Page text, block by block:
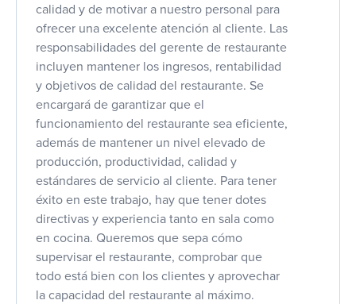
calidad y de motivar a nuestro personal para
ofrecer una excelente atención al cliente. Las
responsabilidades del gerente de restaurante
incluyen mantener los ingresos, rentabilidad
y objetivos de calidad del restaurante. Se
encargará de garantizar que el
funcionamiento del restaurante sea eficiente,
además de mantener un nivel elevado de
producción, productividad, calidad y
estándares de servicio al cliente. Para tener
éxito en este trabajo, hay que tener dotes
directivas y experiencia tanto en sala como
en cocina. Queremos que sepa cómo
supervisar el restaurante, comprobar que
todo está bien con los clientes y aprovechar
la capacidad del restaurante al máximo.